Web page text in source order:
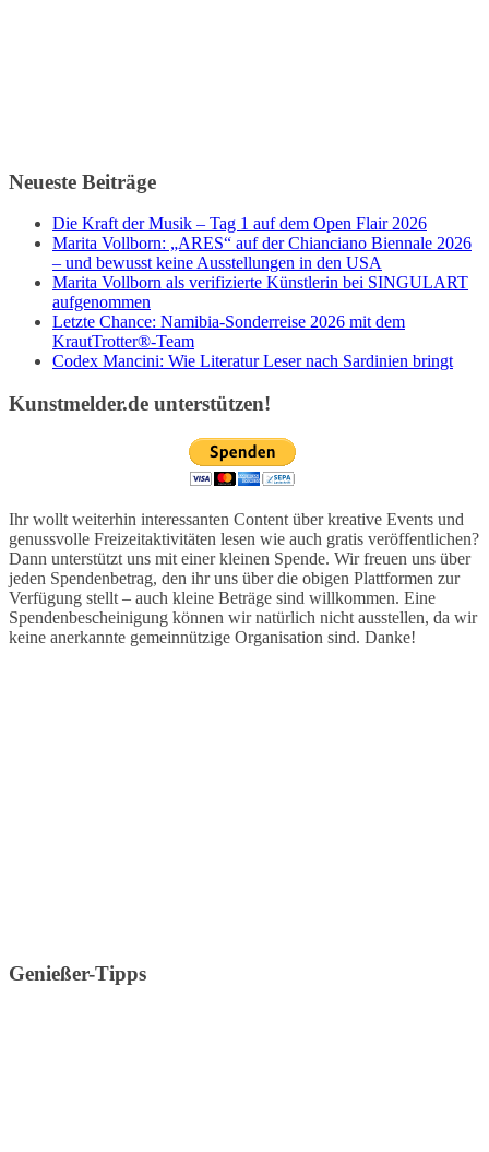
Neueste Beiträge
Die Kraft der Musik – Tag 1 auf dem Open Flair 2026
Marita Vollborn: „ARES“ auf der Chianciano Biennale 2026
– und bewusst keine Ausstellungen in den USA
Marita Vollborn als verifizierte Künstlerin bei SINGULART
aufgenommen
Letzte Chance: Namibia-Sonderreise 2026 mit dem
KrautTrotter®-Team
Codex Mancini: Wie Literatur Leser nach Sardinien bringt
Kunstmelder.de unterstützen!
Ihr wollt weiterhin interessanten Content über kreative Events und
genussvolle Freizeitaktivitäten lesen wie auch gratis veröffentlichen?
Dann unterstützt uns mit einer kleinen Spende. Wir freuen uns über
jeden Spendenbetrag, den ihr uns über die obigen Plattformen zur
Verfügung stellt – auch kleine Beträge sind willkommen. Eine
Spendenbescheinigung können wir natürlich nicht ausstellen, da wir
keine anerkannte gemeinnützige Organisation sind. Danke!
Genießer-Tipps